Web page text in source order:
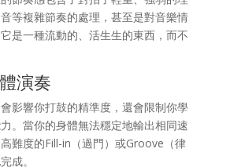
等複雜節奏的處理，甚至是對音樂情
是一種流動的、活生生的東西，而不
演奏
影響你打鼓的精準度，還會限制你學
。當你的身體無法穩定地輸出相同速
難度的Fill-in（過門）或Groove（律
成。